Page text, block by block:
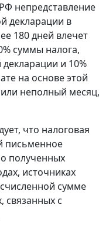
непредставление
декларации в
180 дней влечет
суммы налога,
и 10%
на основе этой
неполный месяц,
что налоговая
письменное
полученных
источниках
сумме
связанных с